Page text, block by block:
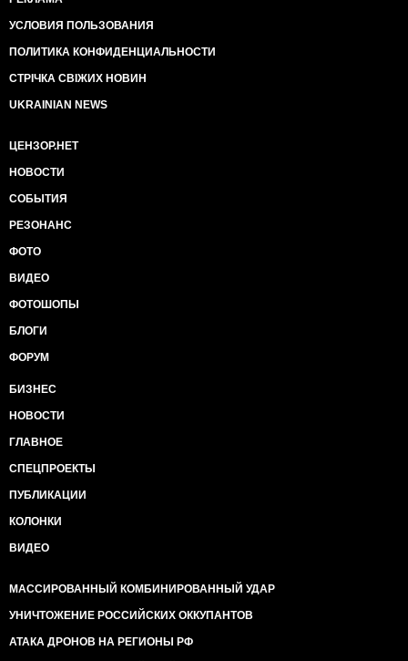
УСЛОВИЯ ПОЛЬЗОВАНИЯ
ПОЛИТИКА КОНФИДЕНЦИАЛЬНОСТИ
СТРІЧКА СВІЖИХ НОВИН
UKRAINIAN NEWS
ЦЕНЗОР.НЕТ
НОВОСТИ
СОБЫТИЯ
РЕЗОНАНС
ФОТО
ВИДЕО
ФОТОШОПЫ
БЛОГИ
ФОРУМ
БИЗНЕС
НОВОСТИ
ГЛАВНОЕ
СПЕЦПРОЕКТЫ
ПУБЛИКАЦИИ
КОЛОНКИ
ВИДЕО
МАССИРОВАННЫЙ КОМБИНИРОВАННЫЙ УДАР
УНИЧТОЖЕНИЕ РОССИЙСКИХ ОККУПАНТОВ
АТАКА ДРОНОВ НА РЕГИОНЫ РФ